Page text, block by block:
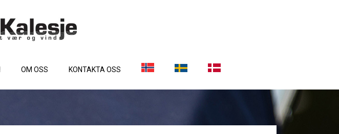
OM OSS KONTAKTA OSS